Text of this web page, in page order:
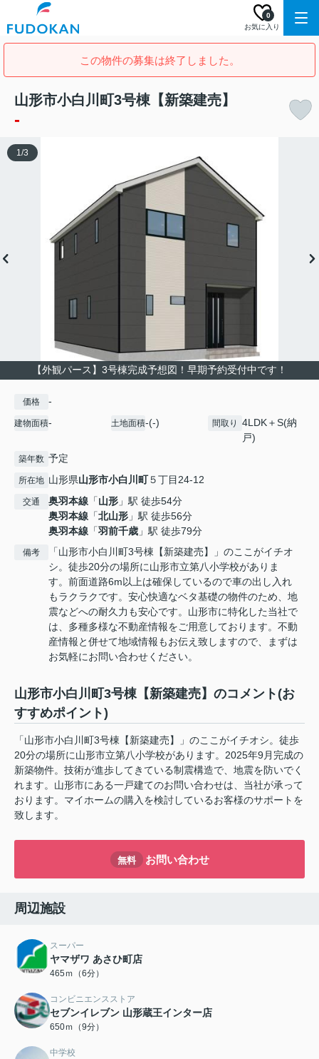
お気に入り
0
この物件の募集は終了しました。
山形市小白川町3号棟【新築建売】
-
【外観パース】3号棟完成予想図！早期予約受付中です！
1/3
価格 -
建物面積- 土地面積-(-) 間取り
4LDK＋S(納
戸)
築年数 予定
所在地 山形県山形市小白川町５丁目24-12
交通 奥羽本線 「山形 」駅 徒歩54分
奥羽本線 「北山形 」駅 徒歩56分
奥羽本線 「羽前千歳 」駅 徒歩79分
備考
「山形市小白川町3号棟【新築建売】」のここがイチオ
シ。徒歩20分の場所に山形市立第八小学校がありま
す。前面道路6m以上は確保しているので車の出し入れ
もラクラクです。安心快適なベタ基礎の物件のため、地
震などへの耐久力も安心です。山形市に特化した当社で
は、多種多様な不動産情報をご用意しております。不動
産情報と併せて地域情報もお伝え致しますので、まずは
お気軽にお問い合わせください。
山形市小白川町3号棟【新築建売】のコメント(お
すすめポイント)
「山形市小白川町3号棟【新築建売】」のここがイチオシ。徒歩
20分の場所に山形市立第八小学校があります。2025年9月完成の
新築物件。技術が進歩してきている制震構造で、地震を防いでく
れます。山形市にある一戸建てのお問い合わせは、当社が承って
おります。マイホームの購入を検討しているお客様のサポートを
致します。
無料 お問い合わせ
周辺施設
スーパー
ヤマザワ あさひ町店
465ｍ（6分）
コンビニエンスストア
セブンイレブン 山形蔵王インター店
650ｍ（9分）
中学校